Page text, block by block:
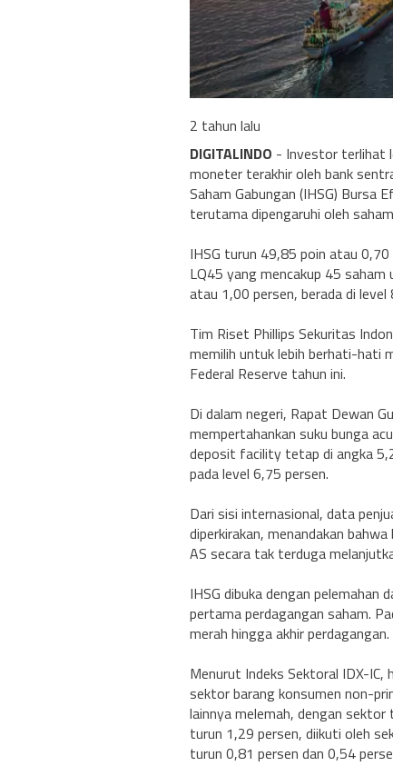
2 tahun lalu
DIGITALINDO - Investor terlihat
moneter terakhir oleh bank
Saham Gabungan (IHSG) Bursa
terutama dipengaruhi oleh
IHSG turun 49,85 poin atau
LQ45 yang mencakup 45
atau 1,00 persen, berada di level
Tim Riset Phillips Sekuritas
memilih untuk lebih berhati-hati
Federal Reserve tahun ini.
Di dalam negeri, Rapat Dewan
mempertahankan suku bunga
deposit facility tetap di angka
pada level 6,75 persen.
Dari sisi internasional, data
diperkirakan, menandakan
AS secara tak terduga
IHSG dibuka dengan
pertama perdagangan saham.
merah hingga akhir perdagangan.
Menurut Indeks Sektoral IDX-
sektor barang konsumen non-
lainnya melemah, dengan
turun 1,29 persen, diikuti oleh
turun 0,81 persen dan 0,54